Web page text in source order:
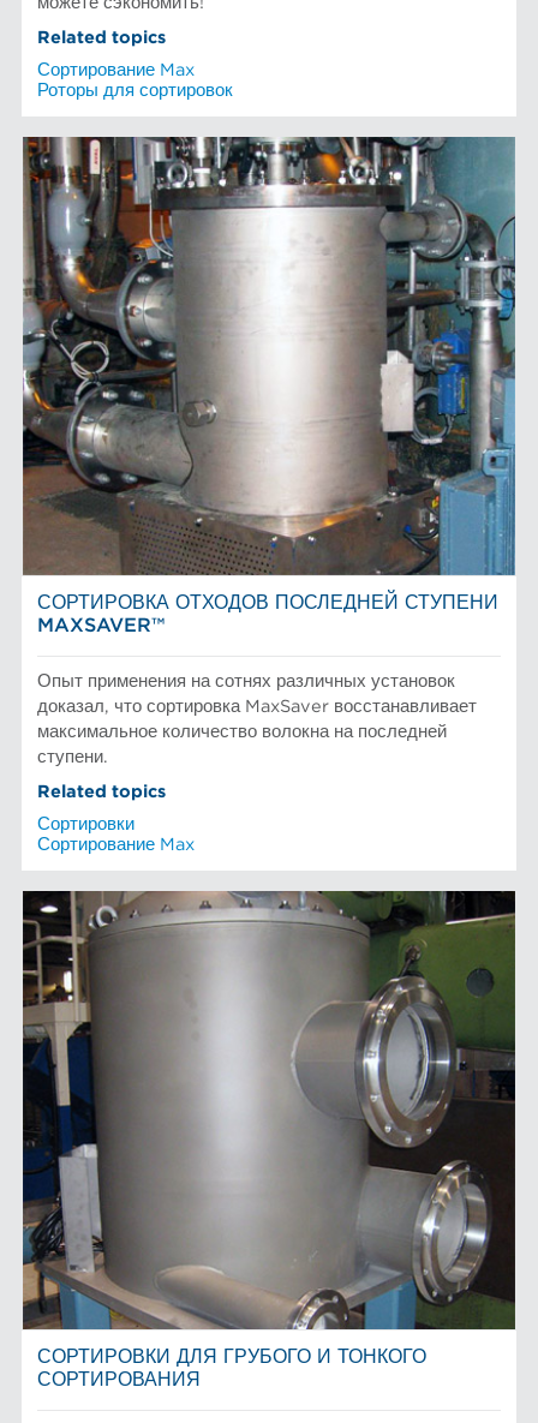
Related topics
Сортирование Max
Роторы для сортировок
СОРТИРОВКА ОТХОДОВ ПОСЛЕДНЕЙ СТУПЕНИ
MAXSAVER™
Опыт применения на сотнях различных установок
доказал, что сортировка MaxSaver восстанавливает
максимальное количество волокна на последней
ступени.
Related topics
Сортировки
Сортирование Max
СОРТИРОВКИ ДЛЯ ГРУБОГО И ТОНКОГО
СОРТИРОВАНИЯ